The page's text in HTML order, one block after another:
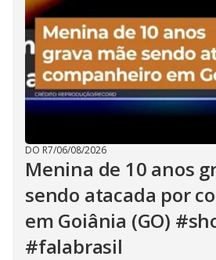
DO R7/06/08/2026
Menina de 10 anos
sendo atacada por
em Goiânia (GO)
#falabrasil